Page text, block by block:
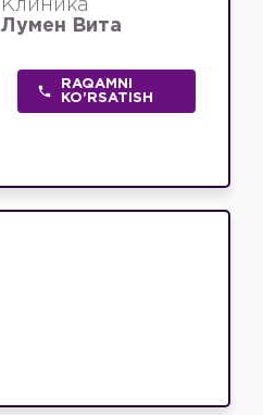
Клиника
Лумен Вита
RAQAMNI
KO'RSATISH